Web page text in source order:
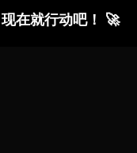
在就行动吧！ 🚀